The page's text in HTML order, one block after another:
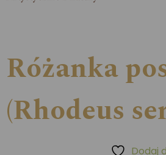
Różanka
(Rhodeus
Dodaj